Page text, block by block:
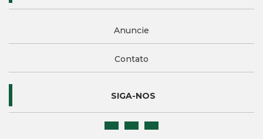
Anuncie
Contato
SIGA-NOS